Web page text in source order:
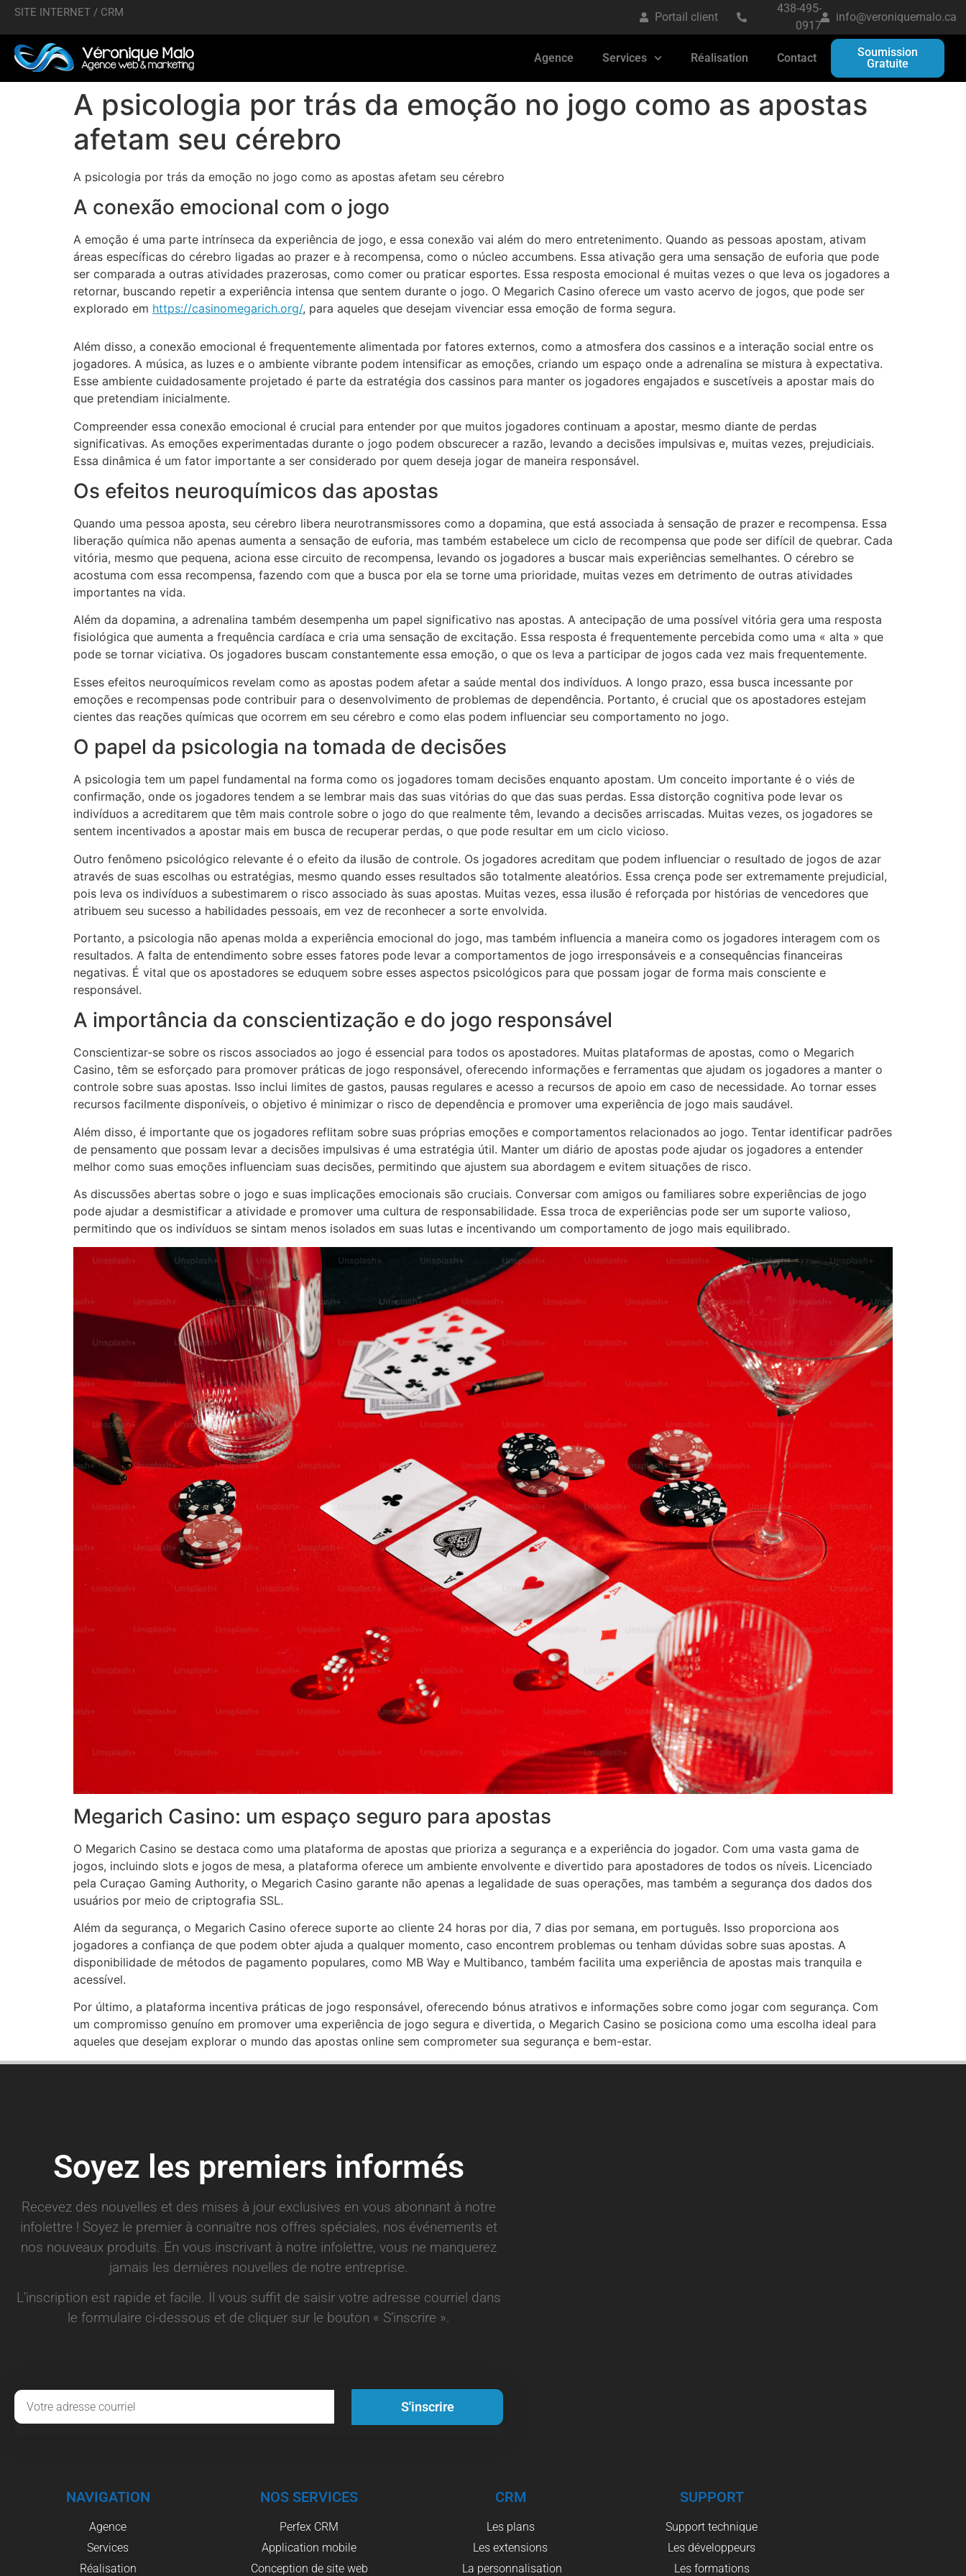
SITE INTERNET / CRM Portail client
438-495-
0917
info@veroniquemalo.ca
Agence Services Réalisation Contact
Soumission
Gratuite
A psicologia por trás da emoção no jogo como as apostas
afetam seu cérebro
A psicologia por trás da emoção no jogo como as apostas afetam seu cérebro
A conexão emocional com o jogo
A emoção é uma parte intrínseca da experiência de jogo, e essa conexão vai além do mero entretenimento. Quando as pessoas apostam, ativam
áreas específicas do cérebro ligadas ao prazer e à recompensa, como o núcleo accumbens. Essa ativação gera uma sensação de euforia que pode
ser comparada a outras atividades prazerosas, como comer ou praticar esportes. Essa resposta emocional é muitas vezes o que leva os jogadores a
retornar, buscando repetir a experiência intensa que sentem durante o jogo. O Megarich Casino oferece um vasto acervo de jogos, que pode ser
explorado em https://casinomegarich.org/, para aqueles que desejam vivenciar essa emoção de forma segura.
Além disso, a conexão emocional é frequentemente alimentada por fatores externos, como a atmosfera dos cassinos e a interação social entre os
jogadores. A música, as luzes e o ambiente vibrante podem intensificar as emoções, criando um espaço onde a adrenalina se mistura à expectativa.
Esse ambiente cuidadosamente projetado é parte da estratégia dos cassinos para manter os jogadores engajados e suscetíveis a apostar mais do
que pretendiam inicialmente.
Compreender essa conexão emocional é crucial para entender por que muitos jogadores continuam a apostar, mesmo diante de perdas
significativas. As emoções experimentadas durante o jogo podem obscurecer a razão, levando a decisões impulsivas e, muitas vezes, prejudiciais.
Essa dinâmica é um fator importante a ser considerado por quem deseja jogar de maneira responsável.
Os efeitos neuroquímicos das apostas
Quando uma pessoa aposta, seu cérebro libera neurotransmissores como a dopamina, que está associada à sensação de prazer e recompensa. Essa
liberação química não apenas aumenta a sensação de euforia, mas também estabelece um ciclo de recompensa que pode ser difícil de quebrar. Cada
vitória, mesmo que pequena, aciona esse circuito de recompensa, levando os jogadores a buscar mais experiências semelhantes. O cérebro se
acostuma com essa recompensa, fazendo com que a busca por ela se torne uma prioridade, muitas vezes em detrimento de outras atividades
importantes na vida.
Além da dopamina, a adrenalina também desempenha um papel significativo nas apostas. A antecipação de uma possível vitória gera uma resposta
fisiológica que aumenta a frequência cardíaca e cria uma sensação de excitação. Essa resposta é frequentemente percebida como uma « alta » que
pode se tornar viciativa. Os jogadores buscam constantemente essa emoção, o que os leva a participar de jogos cada vez mais frequentemente.
Esses efeitos neuroquímicos revelam como as apostas podem afetar a saúde mental dos indivíduos. A longo prazo, essa busca incessante por
emoções e recompensas pode contribuir para o desenvolvimento de problemas de dependência. Portanto, é crucial que os apostadores estejam
cientes das reações químicas que ocorrem em seu cérebro e como elas podem influenciar seu comportamento no jogo.
O papel da psicologia na tomada de decisões
A psicologia tem um papel fundamental na forma como os jogadores tomam decisões enquanto apostam. Um conceito importante é o viés de
confirmação, onde os jogadores tendem a se lembrar mais das suas vitórias do que das suas perdas. Essa distorção cognitiva pode levar os
indivíduos a acreditarem que têm mais controle sobre o jogo do que realmente têm, levando a decisões arriscadas. Muitas vezes, os jogadores se
sentem incentivados a apostar mais em busca de recuperar perdas, o que pode resultar em um ciclo vicioso.
Outro fenômeno psicológico relevante é o efeito da ilusão de controle. Os jogadores acreditam que podem influenciar o resultado de jogos de azar
através de suas escolhas ou estratégias, mesmo quando esses resultados são totalmente aleatórios. Essa crença pode ser extremamente prejudicial,
pois leva os indivíduos a subestimarem o risco associado às suas apostas. Muitas vezes, essa ilusão é reforçada por histórias de vencedores que
atribuem seu sucesso a habilidades pessoais, em vez de reconhecer a sorte envolvida.
Portanto, a psicologia não apenas molda a experiência emocional do jogo, mas também influencia a maneira como os jogadores interagem com os
resultados. A falta de entendimento sobre esses fatores pode levar a comportamentos de jogo irresponsáveis e a consequências financeiras
negativas. É vital que os apostadores se eduquem sobre esses aspectos psicológicos para que possam jogar de forma mais consciente e
responsável.
A importância da conscientização e do jogo responsável
Conscientizar-se sobre os riscos associados ao jogo é essencial para todos os apostadores. Muitas plataformas de apostas, como o Megarich
Casino, têm se esforçado para promover práticas de jogo responsável, oferecendo informações e ferramentas que ajudam os jogadores a manter o
controle sobre suas apostas. Isso inclui limites de gastos, pausas regulares e acesso a recursos de apoio em caso de necessidade. Ao tornar esses
recursos facilmente disponíveis, o objetivo é minimizar o risco de dependência e promover uma experiência de jogo mais saudável.
Além disso, é importante que os jogadores reflitam sobre suas próprias emoções e comportamentos relacionados ao jogo. Tentar identificar padrões
de pensamento que possam levar a decisões impulsivas é uma estratégia útil. Manter um diário de apostas pode ajudar os jogadores a entender
melhor como suas emoções influenciam suas decisões, permitindo que ajustem sua abordagem e evitem situações de risco.
As discussões abertas sobre o jogo e suas implicações emocionais são cruciais. Conversar com amigos ou familiares sobre experiências de jogo
pode ajudar a desmistificar a atividade e promover uma cultura de responsabilidade. Essa troca de experiências pode ser um suporte valioso,
permitindo que os indivíduos se sintam menos isolados em suas lutas e incentivando um comportamento de jogo mais equilibrado.
Megarich Casino: um espaço seguro para apostas
O Megarich Casino se destaca como uma plataforma de apostas que prioriza a segurança e a experiência do jogador. Com uma vasta gama de
jogos, incluindo slots e jogos de mesa, a plataforma oferece um ambiente envolvente e divertido para apostadores de todos os níveis. Licenciado
pela Curaçao Gaming Authority, o Megarich Casino garante não apenas a legalidade de suas operações, mas também a segurança dos dados dos
usuários por meio de criptografia SSL.
Além da segurança, o Megarich Casino oferece suporte ao cliente 24 horas por dia, 7 dias por semana, em português. Isso proporciona aos
jogadores a confiança de que podem obter ajuda a qualquer momento, caso encontrem problemas ou tenham dúvidas sobre suas apostas. A
disponibilidade de métodos de pagamento populares, como MB Way e Multibanco, também facilita uma experiência de apostas mais tranquila e
acessível.
Por último, a plataforma incentiva práticas de jogo responsável, oferecendo bónus atrativos e informações sobre como jogar com segurança. Com
um compromisso genuíno em promover uma experiência de jogo segura e divertida, o Megarich Casino se posiciona como uma escolha ideal para
aqueles que desejam explorar o mundo das apostas online sem comprometer sua segurança e bem-estar.
Soyez les premiers informés
Recevez des nouvelles et des mises à jour exclusives en vous abonnant à notre
infolettre ! Soyez le premier à connaître nos offres spéciales, nos événements et
nos nouveaux produits. En vous inscrivant à notre infolettre, vous ne manquerez
jamais les dernières nouvelles de notre entreprise.
L’inscription est rapide et facile. Il vous suffit de saisir votre adresse courriel dans
le formulaire ci-dessous et de cliquer sur le bouton « S’inscrire ».
S'inscrire
NAVIGATION
Agence
Services
Réalisation
NOS SERVICES
Perfex CRM
Application mobile
Conception de site web
CRM
Les plans
Les extensions
La personnalisation
SUPPORT
Support technique
Les développeurs
Les formations